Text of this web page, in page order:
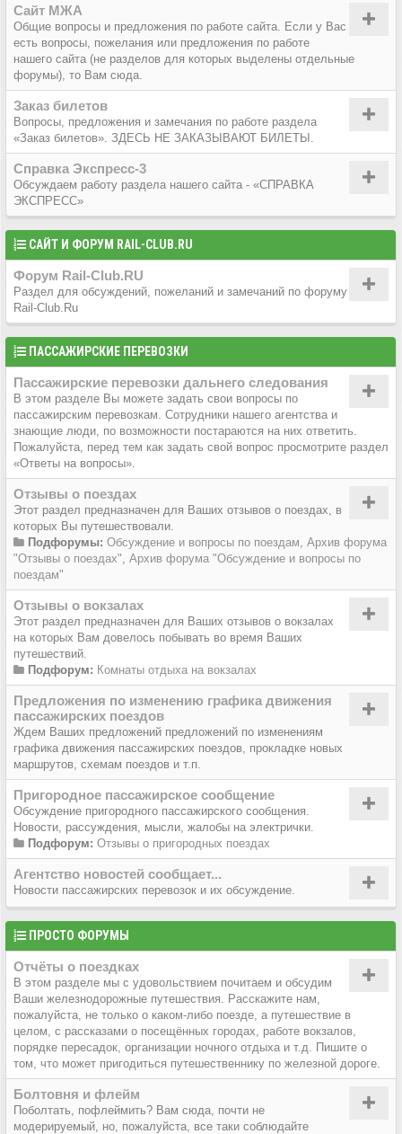
Сайт МЖА
Общие вопросы и предложения по работе сайта. Если у Вас
есть вопросы, пожелания или предложения по работе
нашего сайта (не разделов для которых выделены отдельные
форумы), то Вам сюда.
Заказ билетов
Вопросы, предложения и замечания по работе раздела
«Заказ билетов». ЗДЕСЬ НЕ ЗАКАЗЫВАЮТ БИЛЕТЫ.
Справка Экспресс-3
Обсуждаем работу раздела нашего сайта - «СПРАВКА
ЭКСПРЕСС»
САЙТ И ФОРУМ RAIL-CLUB.RU
Форум Rail-Club.RU
Раздел для обсуждений, пожеланий и замечаний по форуму
Rail-Club.Ru
ПАССАЖИРСКИЕ ПЕРЕВОЗКИ
Пассажирские перевозки дальнего следования
В этом разделе Вы можете задать свои вопросы по
пассажирским перевозкам. Сотрудники нашего агентства и
знающие люди, по возможности постараются на них ответить.
Пожалуйста, перед тем как задать свой вопрос просмотрите раздел
«Ответы на вопросы».
Отзывы о поездах
Этот раздел предназначен для Ваших отзывов о поездах, в
которых Вы путешествовали.
Подфорумы: Обсуждение и вопросы по поездам Архив форума
"Отзывы о поездах" Архив форума "Обсуждение и вопросы по
поездам"
Отзывы о вокзалах
Этот раздел предназначен для Ваших отзывов о вокзалах
на которых Вам довелось побывать во время Ваших
путешествий.
Подфорум: Комнаты отдыха на вокзалах
Предложения по изменению графика движения
пассажирских поездов
Ждем Ваших предложений предложений по изменениям
графика движения пассажирских поездов, прокладке новых
маршрутов, схемам поездов и т.п.
Пригородное пассажирское сообщение
Обсуждение пригородного пассажирского сообщения.
Новости, рассуждения, мысли, жалобы на электрички.
Подфорум: Отзывы о пригородных поездах
Агентство новостей сообщает...
Новости пассажирских перевозок и их обсуждение.
ПРОСТО ФОРУМЫ
Отчёты о поездках
В этом разделе мы с удовольствием почитаем и обсудим
Ваши железнодорожные путешествия. Расскажите нам,
пожалуйста, не только о каком-либо поезде, а путешествие в
целом, с рассказами о посещённых городах, работе вокзалов,
порядке пересадок, организации ночного отдыха и т.д. Пишите о
том, что может пригодиться путешественнику по железной дороге.
Болтовня и флейм
Поболтать, пофлеймить? Вам сюда, почти не
модерируемый, но, пожалуйста, все таки соблюдайте